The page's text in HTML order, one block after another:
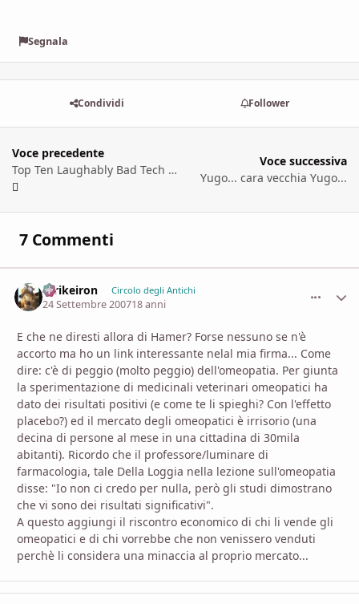
Segnala
Condividi Follower
Voce precedente
Top Ten Laughably Bad Tech Ads
Voce successiva
Yugo... cara vecchia Yugo...
7 Commenti
Strikeiron Circolo degli Antichi
24 Settembre 200718 anni
E che ne diresti allora di Hamer? Forse nessuno se n'è
accorto ma ho un link interessante nelal mia firma... Come
dire: c'è di peggio (molto peggio) dell'omeopatia. Per giunta
la sperimentazione di medicinali veterinari omeopatici ha
dato dei risultati positivi (e come te li spieghi? Con l'effetto
placebo?) ed il mercato degli omeopatici è irrisorio (una
decina di persone al mese in una cittadina di 30mila
abitanti). Ricordo che il professore/luminare di
farmacologia, tale Della Loggia nella lezione sull'omeopatia
disse: "Io non ci credo per nulla, però gli studi dimostrano
che vi sono dei risultati significativi".
A questo aggiungi il riscontro economico di chi li vende gli
omeopatici e di chi vorrebbe che non venissero venduti
perchè li considera una minaccia al proprio mercato...